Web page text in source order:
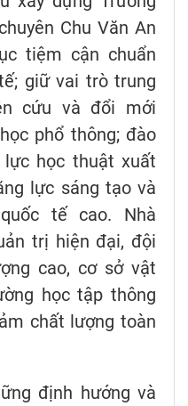
Chu Văn An
tiệm cận chuẩn
giữ vai trò trung
cứu và đổi mới
phổ thông; đào
học thuật xuất
lực sáng tạo và
tế cao. Nhà
trị hiện đại, đội
cao, cơ sở vật
học tập thông
chất lượng toàn
định hướng và